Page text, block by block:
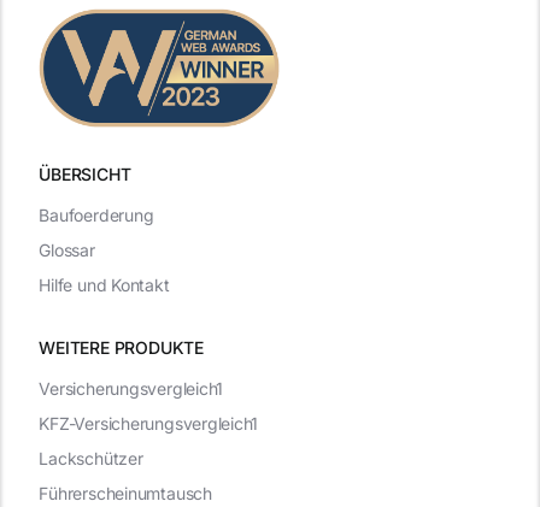
ÜBERSICHT
WEITERE PRODUKTE
Versicherungsvergleich1
KFZ-Versicherungsvergleich1
Lackschützer
Führerscheinumtausch
Baufoerderung
Glossar
Hilfe und Kontakt